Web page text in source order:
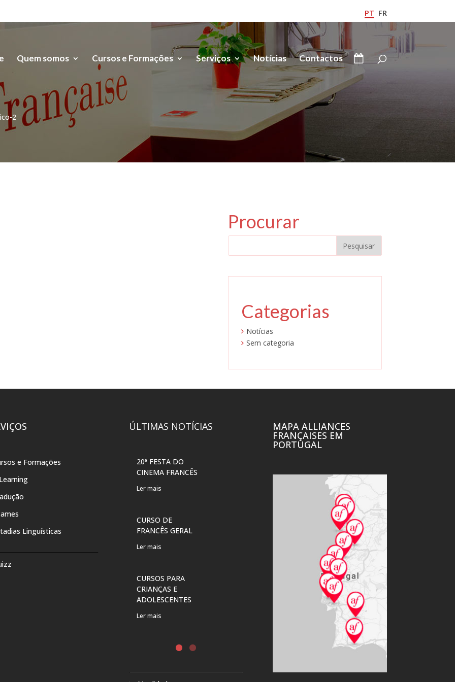
PT FR
Quem somos Cursos e Formações Serviços Notícias Contactos
2
Procurar
Categorias
Notícias
Sem categoria
e Formações
Linguísticas
ÚLTIMAS NOTÍCIAS
20ª FESTA DO
CINEMA FRANCÊS
Ler mais
CURSO DE
FRANCÊS GERAL
Ler mais
CURSOS PARA
CRIANÇAS E
ADOLESCENTES
Ler mais
MAPA ALLIANCES
FRANÇAISES EM
PORTUGAL